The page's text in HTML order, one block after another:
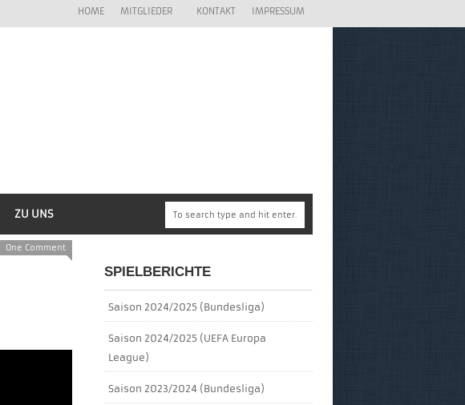
HOME MITGLIEDER KONTAKT IMPRESSUM
ZU UNS
One Comment
SPIELBERICHTE
Saison 2024/2025 (Bundesliga)
Saison 2024/2025 (UEFA Europa
League)
Saison 2023/2024 (Bundesliga)